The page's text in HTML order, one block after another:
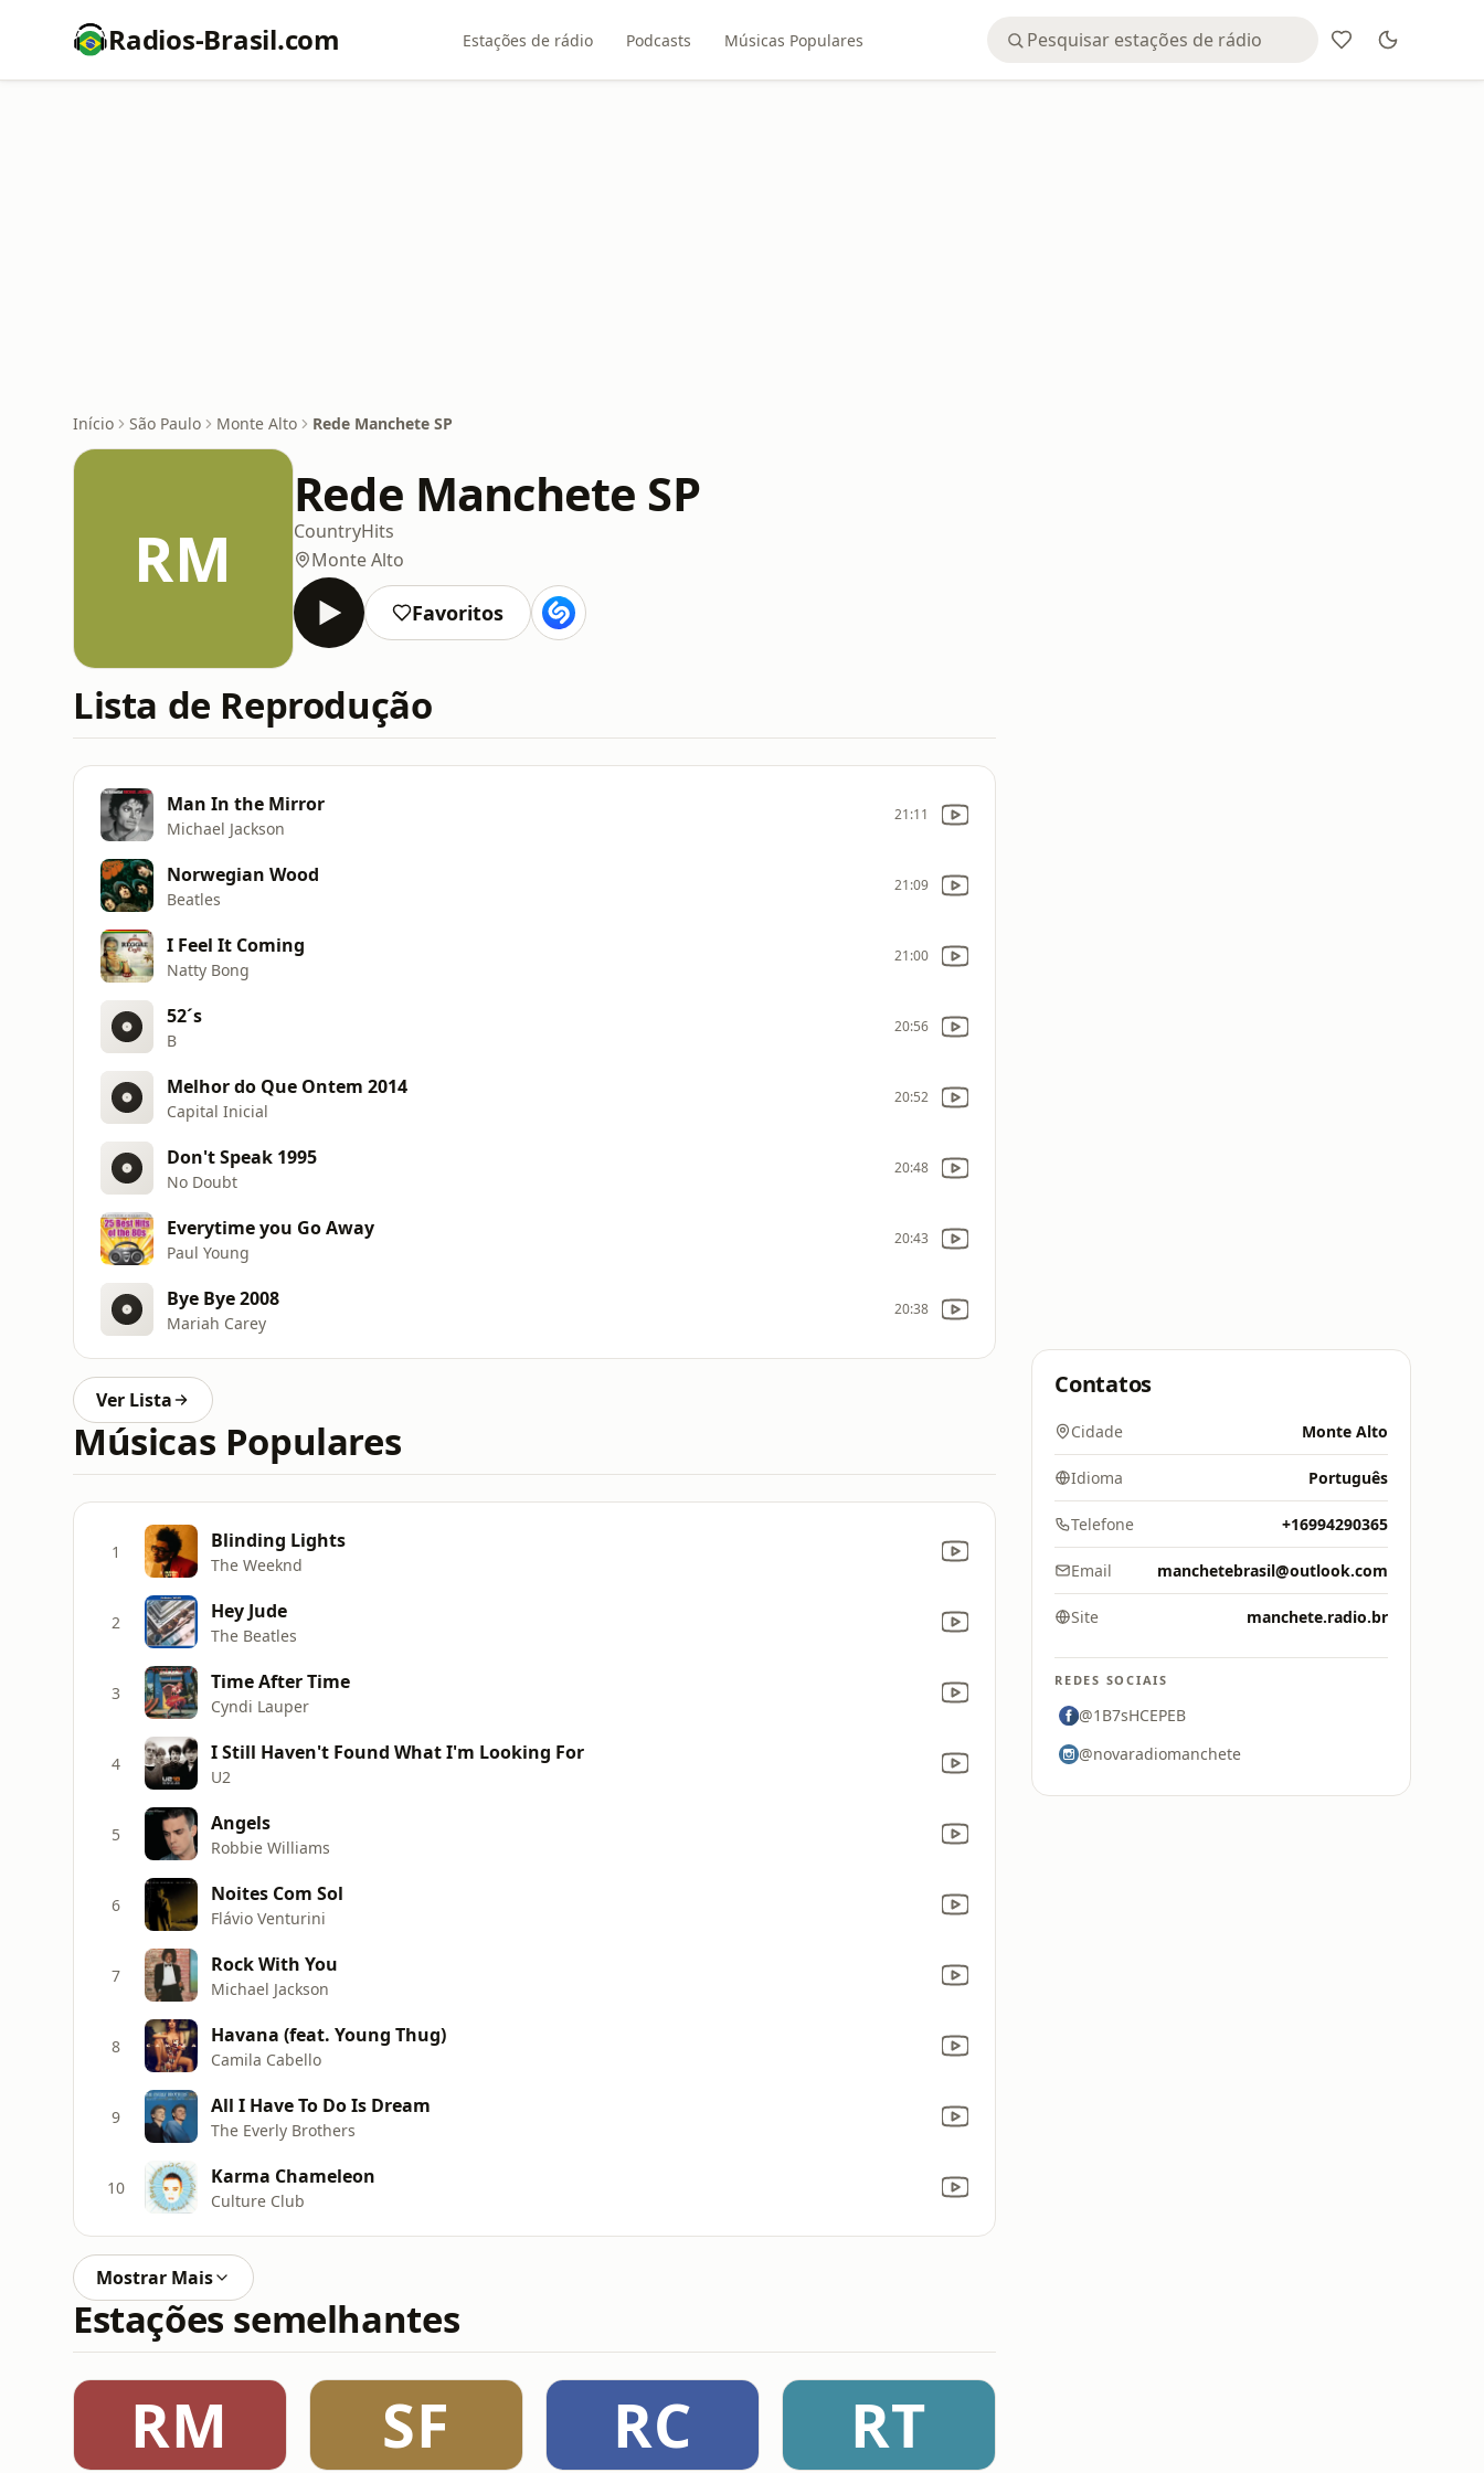
Radios-Brasil.com Estações de rádio Podcasts Músicas Populares
Início São Paulo Monte Alto Rede Manchete SP
RM
Rede Manchete SP
CountryHits
Monte Alto
Favoritos
Lista de Reprodução
Man In the Mirror
Michael Jackson
21:11
Norwegian Wood
Beatles
21:09
I Feel It Coming
Natty Bong
21:00
52´s
B
20:56
Melhor do Que Ontem 2014
Capital Inicial
20:52
Don't Speak 1995
No Doubt
20:48
Everytime you Go Away
Paul Young
20:43
Bye Bye 2008
Mariah Carey
20:38
Ver Lista
Músicas Populares
1 Blinding Lights
The Weeknd
2 Hey Jude
The Beatles
3 Time After Time
Cyndi Lauper
4 I Still Haven't Found What I'm Looking For
U2
5 Angels
Robbie Williams
6 Noites Com Sol
Flávio Venturini
7 Rock With You
Michael Jackson
8 Havana (feat. Young Thug)
Camila Cabello
9 All I Have To Do Is Dream
The Everly Brothers
10 Karma Chameleon
Culture Club
Mostrar Mais
Estações semelhantes
RM SF RC RT
Contatos
Cidade Monte Alto
Idioma Português
Telefone +16994290365
Email manchetebrasil@outlook.com
Site manchete.radio.br
REDES SOCIAIS
@1B7sHCEPEB
@novaradiomanchete